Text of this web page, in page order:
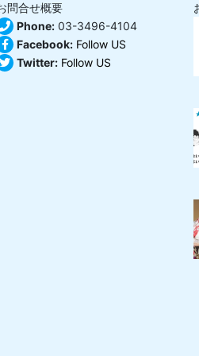
問合せ概要
Phone: 03-3496-4104
Facebook: Follow US
Twitter: Follow US